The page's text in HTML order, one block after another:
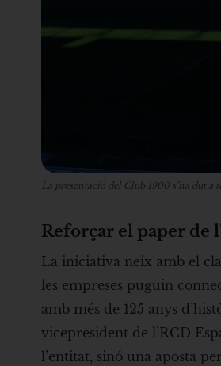
La presentació del Club 1900 s’ha dut a
Reforçar el paper de
La iniciativa neix amb el
les empreses puguin
amb més de 125 anys
vicepresident de l’RCD
l’entitat, sinó una aposta